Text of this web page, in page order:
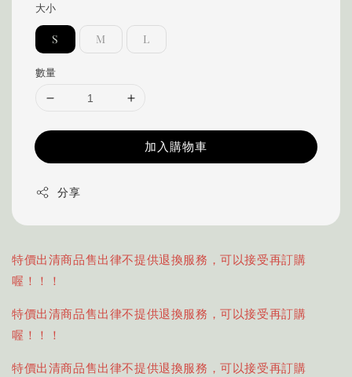
大小
S M L
數量
加入購物車
分享
特價出清商品售出律不提供退換服務，可以接受再訂購
喔！！！
特價出清商品售出律不提供退換服務，可以接受再訂購
喔！！！
特價出清商品售出律不提供退換服務，可以接受再訂購